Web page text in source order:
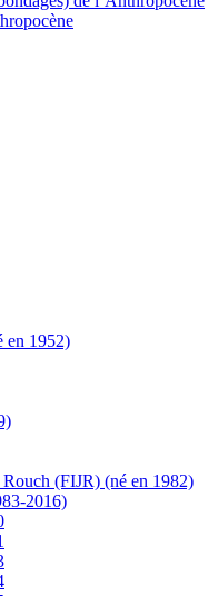
en 1952)
(FIJR) (né en 1982)
2016)